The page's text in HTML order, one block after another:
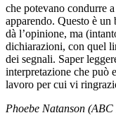
che potevano condurre
apparendo. Questo è
dà l’opinione, ma
dichiarazioni, con quel
dei segnali. Saper
interpretazione che può
lavoro per cui vi
Phoebe Natanson (ABC